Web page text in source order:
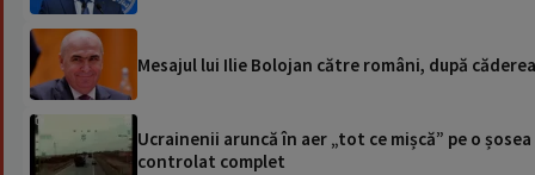
Mesajul lui Ilie Bolojan către români, după
Ucrainenii aruncă în aer „tot ce mișcă” pe o
controlat complet